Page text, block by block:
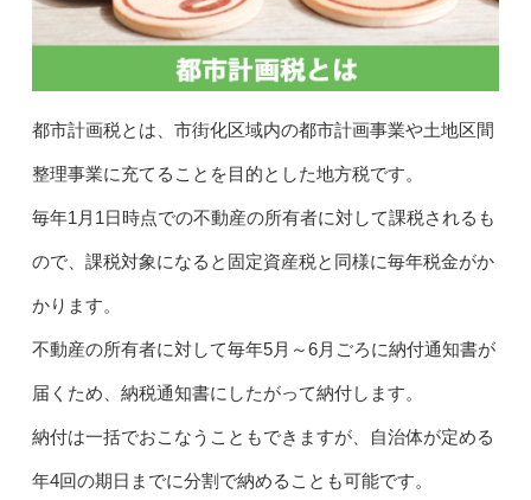
都市計画税とは、市街化区域内の都市計画事業や土地区間
整理事業に充てることを目的とした地方税です。
毎年1月1日時点での不動産の所有者に対して課税されるも
ので、課税対象になると固定資産税と同様に毎年税金がか
かります。
不動産の所有者に対して毎年5月～6月ごろに納付通知書が
届くため、納税通知書にしたがって納付します。
納付は一括でおこなうこともできますが、自治体が定める
年4回の期日までに分割で納めることも可能です。